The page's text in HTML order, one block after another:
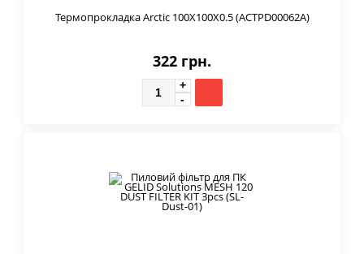
Термопрокладка Arctic 100X100X0.5 (ACTPD00062A)
322 грн.